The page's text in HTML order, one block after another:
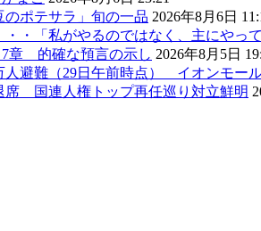
ポテサラ」旬の一品 2026年8月6日
・「私がやるのではなく、主にやって
7章 的確な預言の示し 2026年8月5日
避難（29日午前時点） イオンモー
席 国連人権トップ再任巡り対立鮮明